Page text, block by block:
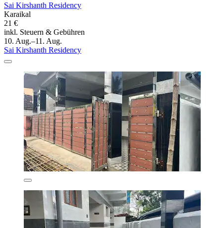
Sai Kirshanth Residency
Karaikal
21 €
inkl. Steuern & Gebühren
10. Aug.–11. Aug.
Sai Kirshanth Residency